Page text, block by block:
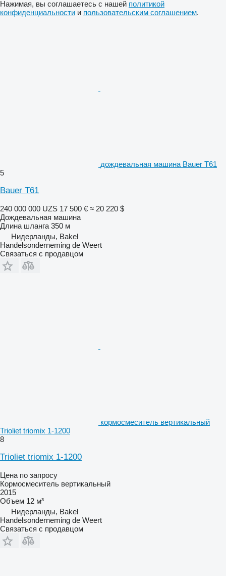
Нажимая, вы соглашаетесь с нашей политикой
конфиденциальности и пользовательским соглашением.
дождевальная машина Bauer T61
5
Bauer T61
240 000 000 UZS 17 500 € ≈ 20 220 $
Дождевальная машина
Длина шланга 350 м
Нидерланды, Bakel
Handelsonderneming de Weert
Связаться с продавцом
кормосмеситель вертикальный
Trioliet triomix 1-1200
8
Trioliet triomix 1-1200
Цена по запросу
Кормосмеситель вертикальный
2015
Объем 12 м³
Нидерланды, Bakel
Handelsonderneming de Weert
Связаться с продавцом